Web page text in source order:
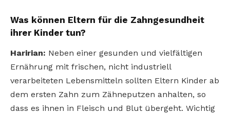
Was können Eltern für die Zahngesundheit
ihrer Kinder tun?
Haririan: Neben einer gesunden und vielfältigen
Ernährung mit frischen, nicht industriell
verarbeiteten Lebensmitteln sollten Eltern Kinder ab
dem ersten Zahn zum Zähneputzen anhalten, so
dass es ihnen in Fleisch und Blut übergeht. Wichtig